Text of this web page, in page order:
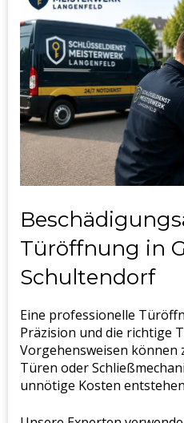
Türöffnung in
Schultendorf
Eine professionelle
Präzision und die richtige
Vorgehensweisen können
Türen oder
unnötige Kosten